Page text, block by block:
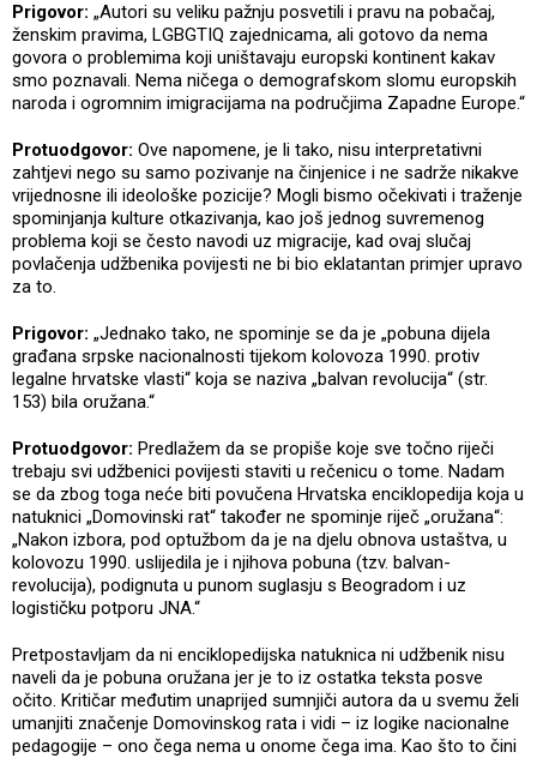
Prigovor: „Autori su veliku pažnju posvetili i pravu na pobačaj,
ženskim pravima, LGBGTIQ zajednicama, ali gotovo da nema
govora o problemima koji uništavaju europski kontinent kakav
smo poznavali. Nema ničega o demografskom slomu europskih
naroda i ogromnim imigracijama na područjima Zapadne Europe.“
Protuodgovor: Ove napomene, je li tako, nisu interpretativni
zahtjevi nego su samo pozivanje na činjenice i ne sadrže nikakve
vrijednosne ili ideološke pozicije? Mogli bismo očekivati i traženje
spominjanja kulture otkazivanja, kao još jednog suvremenog
problema koji se često navodi uz migracije, kad ovaj slučaj
povlačenja udžbenika povijesti ne bi bio eklatantan primjer upravo
za to.
Prigovor: „Jednako tako, ne spominje se da je „pobuna dijela
građana srpske nacionalnosti tijekom kolovoza 1990. protiv
legalne hrvatske vlasti“ koja se naziva „balvan revolucija“ (str.
153) bila oružana.“
Protuodgovor: Predlažem da se propiše koje sve točno riječi
trebaju svi udžbenici povijesti staviti u rečenicu o tome. Nadam
se da zbog toga neće biti povučena Hrvatska enciklopedija koja u
natuknici „Domovinski rat“ također ne spominje riječ „oružana“:
„Nakon izbora, pod optužbom da je na djelu obnova ustaštva, u
kolovozu 1990. uslijedila je i njihova pobuna (tzv. balvan-
revolucija), podignuta u punom suglasju s Beogradom i uz
logističku potporu JNA.“
Pretpostavljam da ni enciklopedijska natuknica ni udžbenik nisu
naveli da je pobuna oružana jer je to iz ostatka teksta posve
očito. Kritičar međutim unaprijed sumnjiči autora da u svemu želi
umanjiti značenje Domovinskog rata i vidi – iz logike nacionalne
pedagogije – ono čega nema u onome čega ima. Kao što to čini